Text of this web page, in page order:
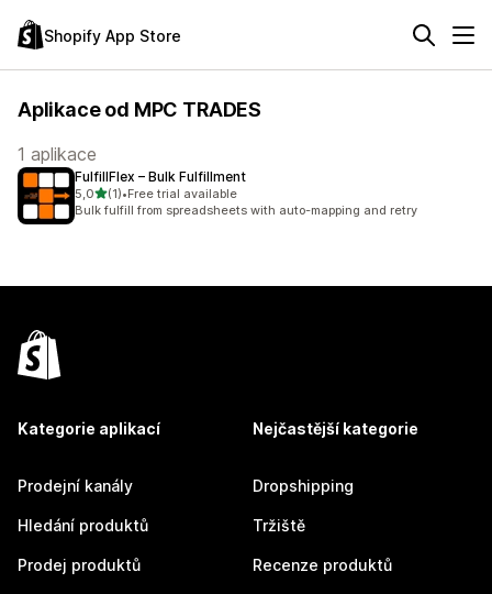
Shopify App Store
Aplikace od MPC TRADES
1 aplikace
FulfillFlex – Bulk Fulfillment
5,0z 5 hvězd
(1)
Celkový počet recenzí: 1
•Free trial available
Bulk fulfill from spreadsheets with auto-mapping and retry
Kategorie aplikací
Prodejní kanály
Hledání produktů
Prodej produktů
Nejčastější kategorie
Dropshipping
Tržiště
Recenze produktů